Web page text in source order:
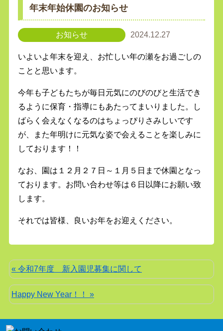
年末年始休園のお知らせ
お知らせ 2024.12.27
いよいよ年末を迎え、お忙しい年の瀬をお過ごしの
ことと思います。
今年も子どもたちが毎日元気にのびのびと生活でき
るように保育・指導にもあたってまいりました。し
ばらく会えなくなるのはちょっぴりさみしいです
が、また年明けに元気な姿で会えることを楽しみに
しております！！
なお、園は１２月２７日～１月５日まで休園となっ
ております。お問い合わせ等は６日以降にお願い致
します。
それでは皆様、良いお年をお迎えください。
« 令和7年度 新入園児募集に関して
Happy New Year！！ »